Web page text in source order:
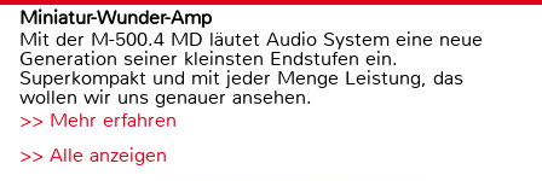
Miniatur-Wunder-Amp
Mit der M-500.4 MD läutet Audio System eine neue
Generation seiner kleinsten Endstufen ein.
Superkompakt und mit jeder Menge Leistung, das
wollen wir uns genauer ansehen.
>> Mehr erfahren
>> Alle anzeigen